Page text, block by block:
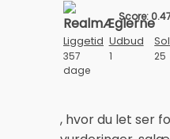
Score:
Liggetid Udbud
357
dage
1 25
, hvor du let ser